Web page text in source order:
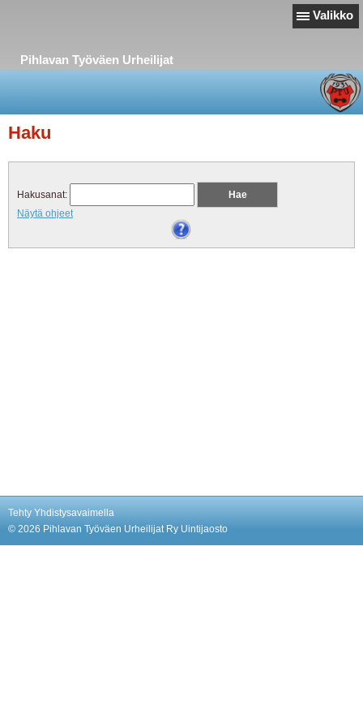
Valikko
Pihlavan Työväen Urheilijat
Haku
Hakusanat:
Näytä ohjeet
Tehty Yhdistysavaimella
© 2026 Pihlavan Työväen Urheilijat Ry Uintijaosto